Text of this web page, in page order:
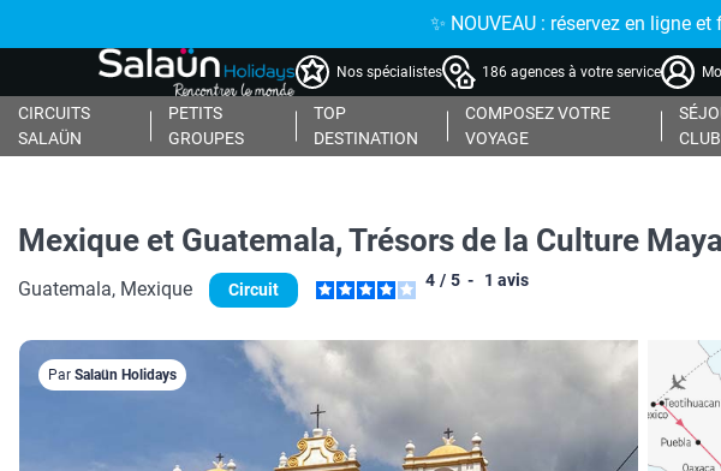
✨ NOUVEAU : réservez en ligne
Nos spécialistes 186 agences à votre service
CIRCUITS
SALAÜN
PETITS
GROUPES
TOP
DESTINATION
COMPOSEZ VOTRE
VOYAGE
Mexique et Guatemala, Trésors de la Culture Maya
Guatemala, Mexique Circuit 4 / 5 - 1 avis
Par Salaün Holidays